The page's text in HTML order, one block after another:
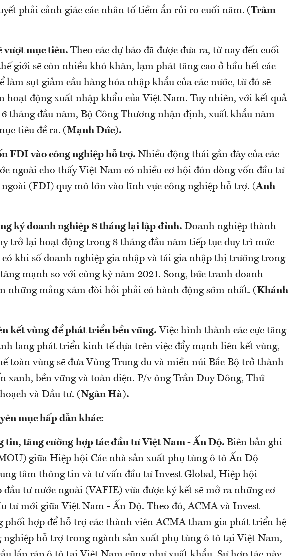
phải cảnh giác các nhân tố tiềm ẩn rủi ro cuối năm. (Trâm
vượt mục tiêu. Theo các dự báo đã được đưa ra, từ nay đến cuối
giới sẽ còn nhiều khó khăn, lạm phát tăng cao ở hầu hết các
làm sụt giảm cầu hàng hóa nhập khẩu của các nước, từ đó sẽ
hoạt động xuất nhập khẩu của Việt Nam. Tuy nhiên, với kết quả
tháng đầu năm, Bộ Công Thương nhận định, xuất khẩu năm
tiêu đề ra. (Mạnh Đức).
FDI vào công nghiệp hỗ trợ. Nhiều động thái gần đây của các
ngoài cho thấy Việt Nam có nhiều cơ hội đón dòng vốn đầu tư
(FDI) quy mô lớn vào lĩnh vực công nghiệp hỗ trợ. (Anh
ký doanh nghiệp 8 tháng lại lập đỉnh. Doanh nghiệp thành
trở lại hoạt động trong 8 tháng đầu năm tiếp tục duy trì mức
có khi số doanh nghiệp gia nhập và tái gia nhập thị trường trong
mạnh so với cùng kỳ năm 2021. Song, bức tranh doanh
những mảng xám đòi hỏi phải có hành động sớm nhất. (Khánh
kết vùng để phát triển bền vững. Việc hình thành các cực tăng
lang phát triển kinh tế dựa trên việc đẩy mạnh liên kết vùng,
toàn vùng sẽ đưa Vùng Trung du và miền núi Bắc Bộ trở thành
xanh, bền vững và toàn diện. P/v ông Trần Duy Đông, Thứ
và Đầu tư. (Ngân Hà).
mục hấp dẫn khác:
tin, tăng cường hợp tác đầu tư Việt Nam - Ấn Độ. Biên bản ghi
giữa Hiệp hội Các nhà sản xuất phụ tùng ô tô Ấn Độ
tâm thông tin và tư vấn đầu tư Invest Global, Hiệp hội
đầu tư nước ngoài (VAFIE) vừa được ký kết sẽ mở ra những cơ
tư mới giữa Việt Nam - Ấn Độ. Theo đó, ACMA và Invest
phối hợp để hỗ trợ các thành viên ACMA tham gia phát triển hệ
nghiệp hỗ trợ trong ngành sản xuất phụ tùng ô tô tại Việt Nam,